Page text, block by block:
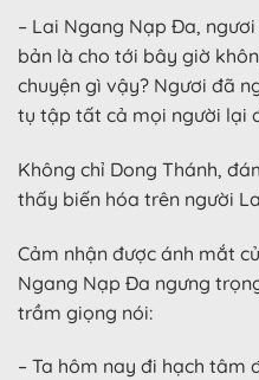
– Lai Ngang Nạp Đa,
bản là cho tới bây giờ
chuyện gì vậy? Ngươi đã
tụ tập tất cả mọi người lại
Không chỉ Dong Thánh,
thấy biến hóa trên người
Cảm nhận được ánh mắt
Ngang Nạp Đa ngưng
trầm giọng nói:
– Ta hôm nay đi hạch tâm